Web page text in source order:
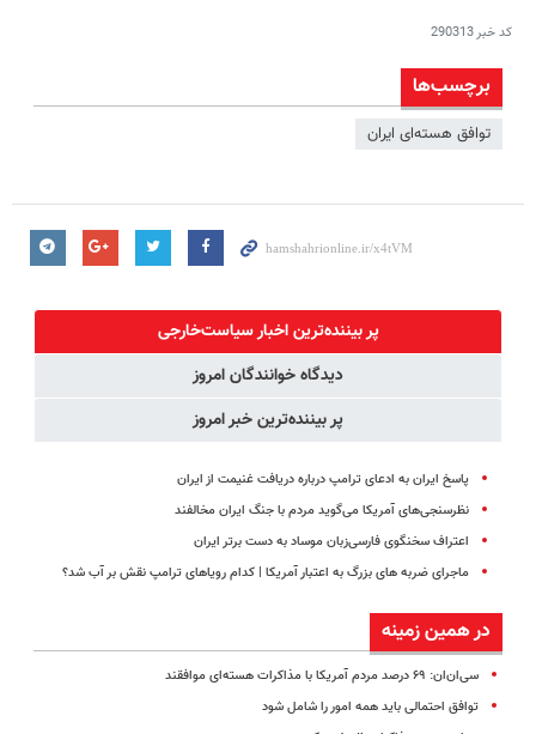
کد خبر290313
برچسب‌ها
توافق هسته‌ای ایران
پر بیننده‌ترین اخبار سیاست‌خارجی
دیدگاه خوانندگان امروز
پر بیننده‌ترین خبر امروز
پاسخ ایران به ادعای ترامپ درباره دریافت غنیمت از ایران
نظرسنجی‌های آمریکا می‌گوید مردم با جنگ ایران مخالفند
اعتراف سخنگوی فارسی‌زبان موساد به دست برتر ایران
ماجرای ضربه های بزرگ به اعتبار آمریکا | کدام رویاهای ترامپ نقش بر آب شد؟
در همین زمینه
سی‌‌ان‌ان: ۶۹ درصد مردم آمریکا با مذاکرات هسته‌ای موافقند
توافق احتمالی باید همه امور را شامل شود